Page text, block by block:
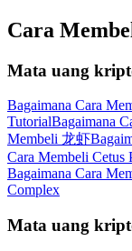
Cara
Mata uang
Bagaimana Cara
TutorialBagaimana
Membeli 龙虾
Cara Membeli Cetus
Bagaimana Cara
Complex
Mata uang